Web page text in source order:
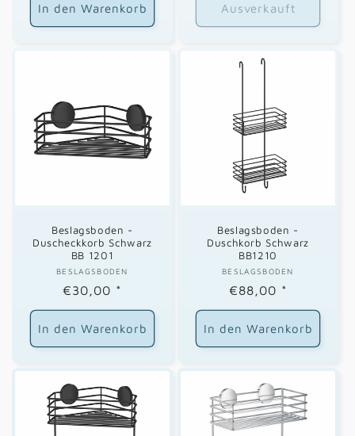
In den Warenkorb Ausverkauft
Beslagsboden -
Duscheckkorb Schwarz
BB 1201
Anbieter:
BESLAGSBODEN
Normaler
Preis
€30,00 *
In den Warenkorb
Beslagsboden -
Duschkorb Schwarz
BB1210
Anbieter:
BESLAGSBODEN
Normaler
Preis
€88,00 *
In den Warenkorb